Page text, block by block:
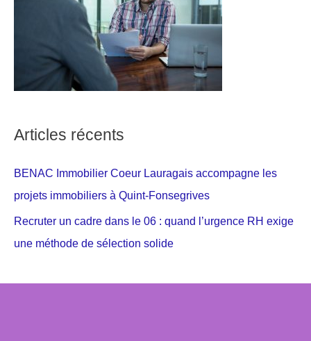
Articles récents
BENAC Immobilier Coeur Lauragais accompagne les
projets immobiliers à Quint-Fonsegrives
Recruter un cadre dans le 06 : quand l’urgence RH exige
une méthode de sélection solide